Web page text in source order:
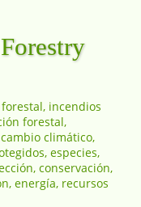
incendios
forestal,
climático,
especies,
conservación,
energía, recursos